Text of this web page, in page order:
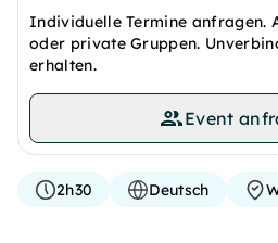
Individuelle Termine anfragen.
oder private Gruppen.
erhalten.
Event
2h30 Deutsch